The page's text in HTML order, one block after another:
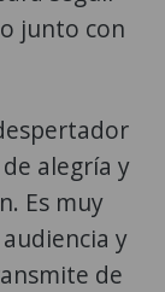
junto con
alegría y
Es muy
y
de